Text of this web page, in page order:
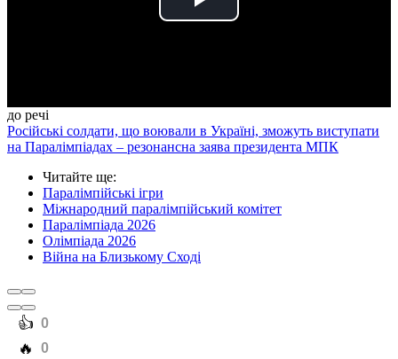
Play
до речі
Російські солдати, що воювали в Україні, зможуть виступати
на Паралімпіадах – резонансна заява президента МПК
Читайте ще:
Паралімпійські ігри
Міжнародний паралімпійський комітет
Паралімпіада 2026
Олімпіада 2026
Війна на Близькому Сході
️👍 0
️🔥 0